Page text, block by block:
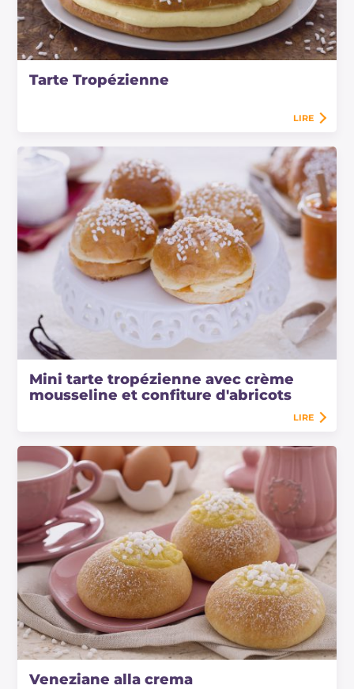
Tarte Tropézienne
LIRE
Mini tarte tropézienne avec crème
mousseline et confiture d'abricots
LIRE
Veneziane alla crema